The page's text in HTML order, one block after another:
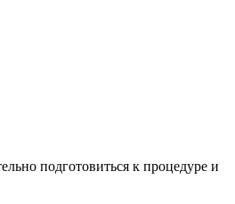
подготовиться к процедуре и